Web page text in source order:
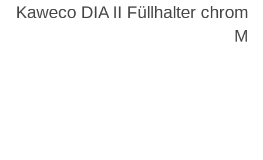
Kaweco DIA II Füllhalter chrom
M